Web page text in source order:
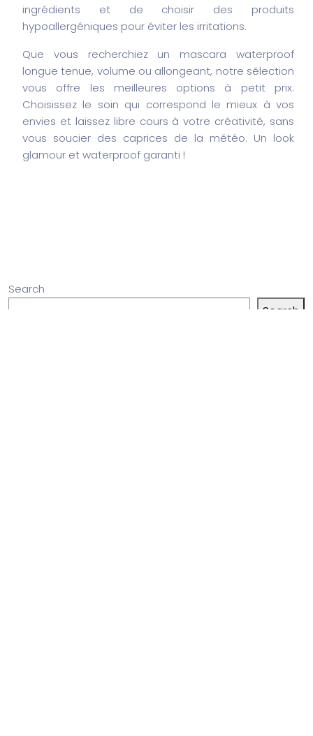
ingrédients et de choisir des produits
hypoallergéniques pour éviter les irritations.
Que vous recherchiez un mascara waterproof
longue tenue, volume ou allongeant, notre sélection
vous offre les meilleures options à petit prix.
Choisissez le soin qui correspond le mieux à vos
envies et laissez libre cours à votre créativité, sans
vous soucier des caprices de la météo. Un look
glamour et waterproof garanti !
Search
Search